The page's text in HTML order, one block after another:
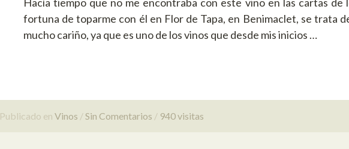
fortuna de toparme con él en Flor de Tapa, en Benimaclet, se trata
mucho cariño, ya que es uno de los vinos que desde mis inicios …
Publicado en Vinos Sin Comentarios 940 visitas